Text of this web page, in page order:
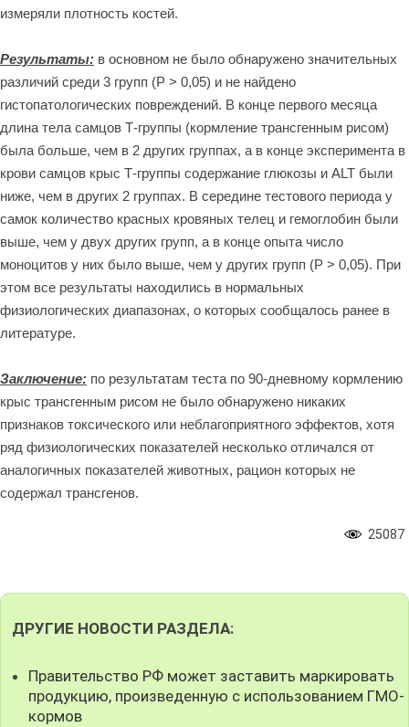
измеряли плотность костей.
Результаты: в основном не было обнаружено значительных
различий среди 3 групп (Р > 0,05) и не найдено
гистопатологических повреждений. В конце первого месяца
длина тела самцов Т-группы (кормление трансгенным рисом)
была больше, чем в 2 других группах, а в конце эксперимента в
крови самцов крыс Т-группы содержание глюкозы и ALT были
ниже, чем в других 2 группах. В середине тестового периода у
самок количество красных кровяных телец и гемоглобин были
выше, чем у двух других групп, а в конце опыта число
моноцитов у них было выше, чем у других групп (Р > 0,05). При
этом все результаты находились в нормальных
физиологических диапазонах, о которых сообщалось ранее в
литературе.
Заключение: по результатам теста по 90-дневному кормлению
крыс трансгенным рисом не было обнаружено никаких
признаков токсического или неблагоприятного эффектов, хотя
ряд физиологических показателей несколько отличался от
аналогичных показателей животных, рацион которых не
содержал трансгенов.
25087
ДРУГИЕ НОВОСТИ РАЗДЕЛА:
Правительство РФ может заставить маркировать
продукцию, произведенную с использованием ГМО-
кормов